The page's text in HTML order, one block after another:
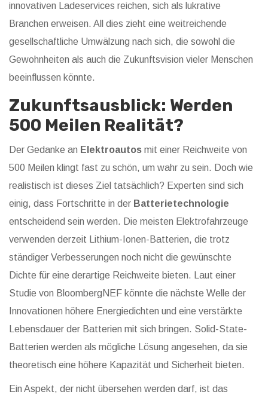
innovativen Ladeservices reichen, sich als lukrative
Branchen erweisen. All dies zieht eine weitreichende
gesellschaftliche Umwälzung nach sich, die sowohl die
Gewohnheiten als auch die Zukunftsvision vieler Menschen
beeinflussen könnte.
Zukunftsausblick: Werden
500 Meilen Realität?
Der Gedanke an Elektroautos mit einer Reichweite von
500 Meilen klingt fast zu schön, um wahr zu sein. Doch wie
realistisch ist dieses Ziel tatsächlich? Experten sind sich
einig, dass Fortschritte in der Batterietechnologie
entscheidend sein werden. Die meisten Elektrofahrzeuge
verwenden derzeit Lithium-Ionen-Batterien, die trotz
ständiger Verbesserungen noch nicht die gewünschte
Dichte für eine derartige Reichweite bieten. Laut einer
Studie von BloombergNEF könnte die nächste Welle der
Innovationen höhere Energiedichten und eine verstärkte
Lebensdauer der Batterien mit sich bringen. Solid-State-
Batterien werden als mögliche Lösung angesehen, da sie
theoretisch eine höhere Kapazität und Sicherheit bieten.
Ein Aspekt, der nicht übersehen werden darf, ist das